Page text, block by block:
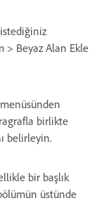
> Beyaz Alan Ekle
birlikte
belirleyin.
bir başlık
üstünde